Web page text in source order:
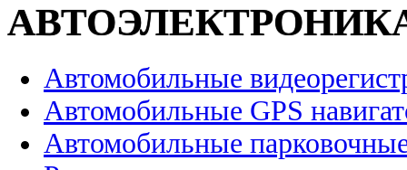
Автомобильные
Автомобильные GPS
Автомобильные